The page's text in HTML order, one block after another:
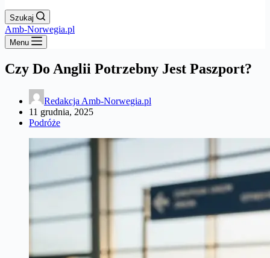
Szukaj
Amb-Norwegia.pl
Menu
Czy Do Anglii Potrzebny Jest Paszport?
Redakcja Amb-Norwegia.pl
11 grudnia, 2025
Podróże